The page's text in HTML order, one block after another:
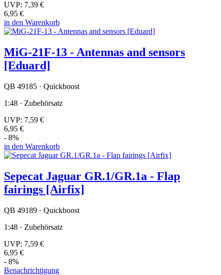
UVP: 7,39 €
6,95 €
in den Warenkorb
MiG-21F-13 - Antennas and sensors
[Eduard]
QB 49185 · Quickboost
1:48 · Zubehörsatz
UVP: 7,59 €
6,95 €
- 8%
in den Warenkorb
Sepecat Jaguar GR.1/GR.1a - Flap
fairings [Airfix]
QB 49189 · Quickboost
1:48 · Zubehörsatz
UVP: 7,59 €
6,95 €
- 8%
Benachrichtigung